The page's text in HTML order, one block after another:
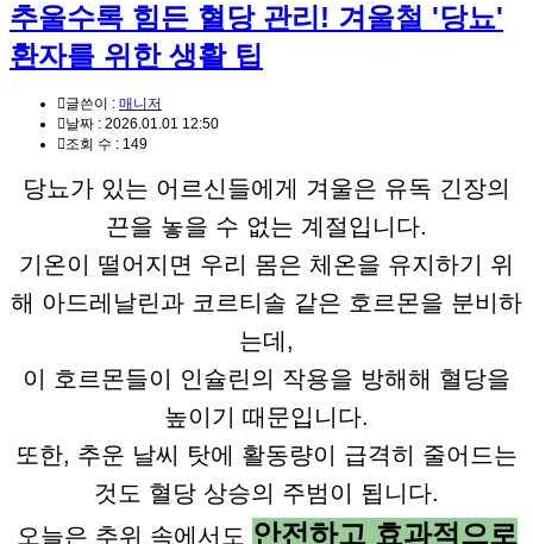
추울수록 힘든 혈당 관리! 겨울철 '당뇨'
환자를 위한 생활 팁
글쓴이 : 매니저
날짜 : 2026.01.01 12:50
조회 수 : 149
당뇨가 있는 어르신들에게 겨울은 유독 긴장의
끈을 놓을 수 없는 계절입니다.
기온이 떨어지면 우리 몸은 체온을 유지하기 위
해 아드레날린과 코르티솔 같은 호르몬을 분비하
는데,
이 호르몬들이 인슐린의 작용을 방해해 혈당을
높이기 때문입니다.
또한, 추운 날씨 탓에 활동량이 급격히 줄어드는
것도 혈당 상승의 주범이 됩니다.
오늘은 추위 속에서도 안전하고 효과적으로